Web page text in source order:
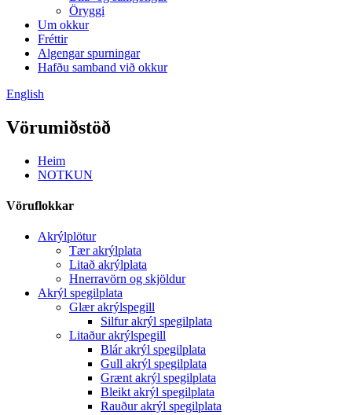
Öryggi
Um okkur
Fréttir
Algengar spurningar
Hafðu samband við okkur
English
Vörumiðstöð
Heim
NOTKUN
Vöruflokkar
Akrýlplötur
Tær akrýlplata
Litað akrýlplata
Hnerravörn og skjöldur
Akrýl spegilplata
Glær akrýlspegill
Silfur akrýl spegilplata
Litaður akrýlspegill
Blár akrýl spegilplata
Gull akrýl spegilplata
Grænt akrýl spegilplata
Bleikt akrýl spegilplata
Rauður akrýl spegilplata